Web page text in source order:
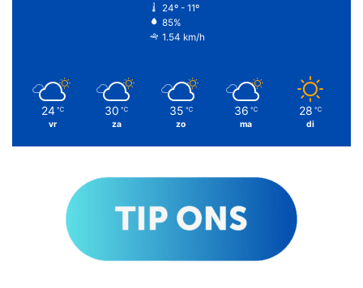
24º - 11º
85%
1.54 km/h
24 ℃
vr
30 ℃
za
35 ℃
zo
36 ℃
ma
28 ℃
di